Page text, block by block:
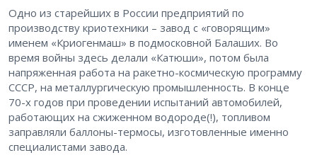
Одно из старейших в России предприятий по
производству криотехники – завод с «говорящим»
именем «Криогенмаш» в подмосковной Балаших. Во
время войны здесь делали «Катюши», потом была
напряженная работа на ракетно-космическую программу
СССР, на металлургическую промышленность. В конце
70-х годов при проведении испытаний автомобилей,
работающих на сжиженном водороде(!), топливом
заправляли баллоны-термосы, изготовленные именно
специалистами завода.